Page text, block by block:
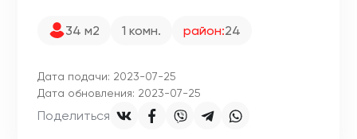
34 м2 1 комн. район:24
Дата подачи: 2023-07-25
Дата обновления: 2023-07-25
Поделиться